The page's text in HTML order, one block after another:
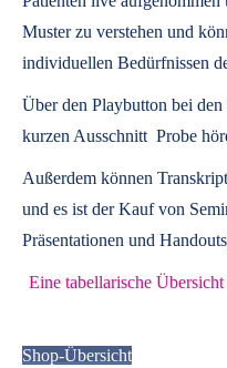
Muster zu verstehen und
individuellen Bedürfnissen
Über den Playbutton bei
kurzen Ausschnitt Probe
Außerdem können
und es ist der Kauf von
Präsentationen und
Eine tabellarische
Shop-Übersicht